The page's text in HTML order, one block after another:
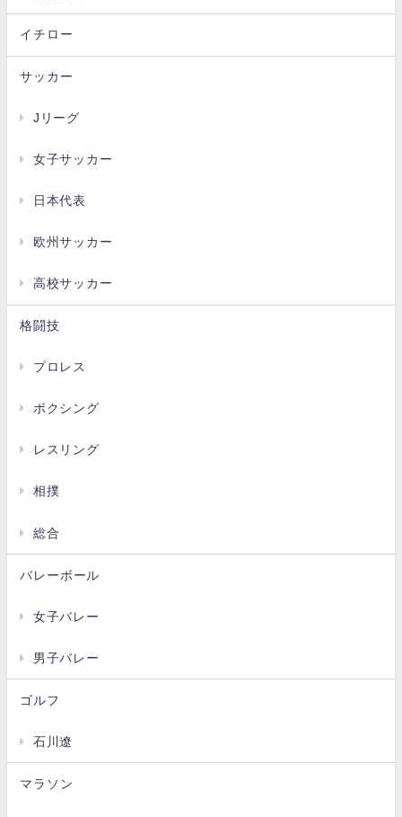
イチロー
サッカー
Jリーグ
女子サッカー
日本代表
欧州サッカー
高校サッカー
格闘技
プロレス
ボクシング
レスリング
相撲
総合
バレーボール
女子バレー
男子バレー
ゴルフ
石川遼
マラソン